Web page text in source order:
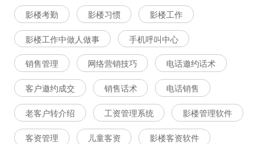
影楼考勤 影楼习惯 影楼工作
影楼工作中做人做事 手机呼叫中心
销售管理 网络营销技巧 电话邀约话术
客户邀约成交 销售话术 电话销售
老客户转介绍 工资管理系统 影楼管理软件
客资管理 儿童客资 影楼客资软件